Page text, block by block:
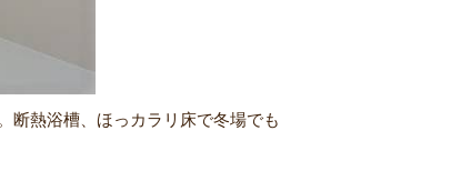
断熱浴槽、ほっカラリ床で冬場でも